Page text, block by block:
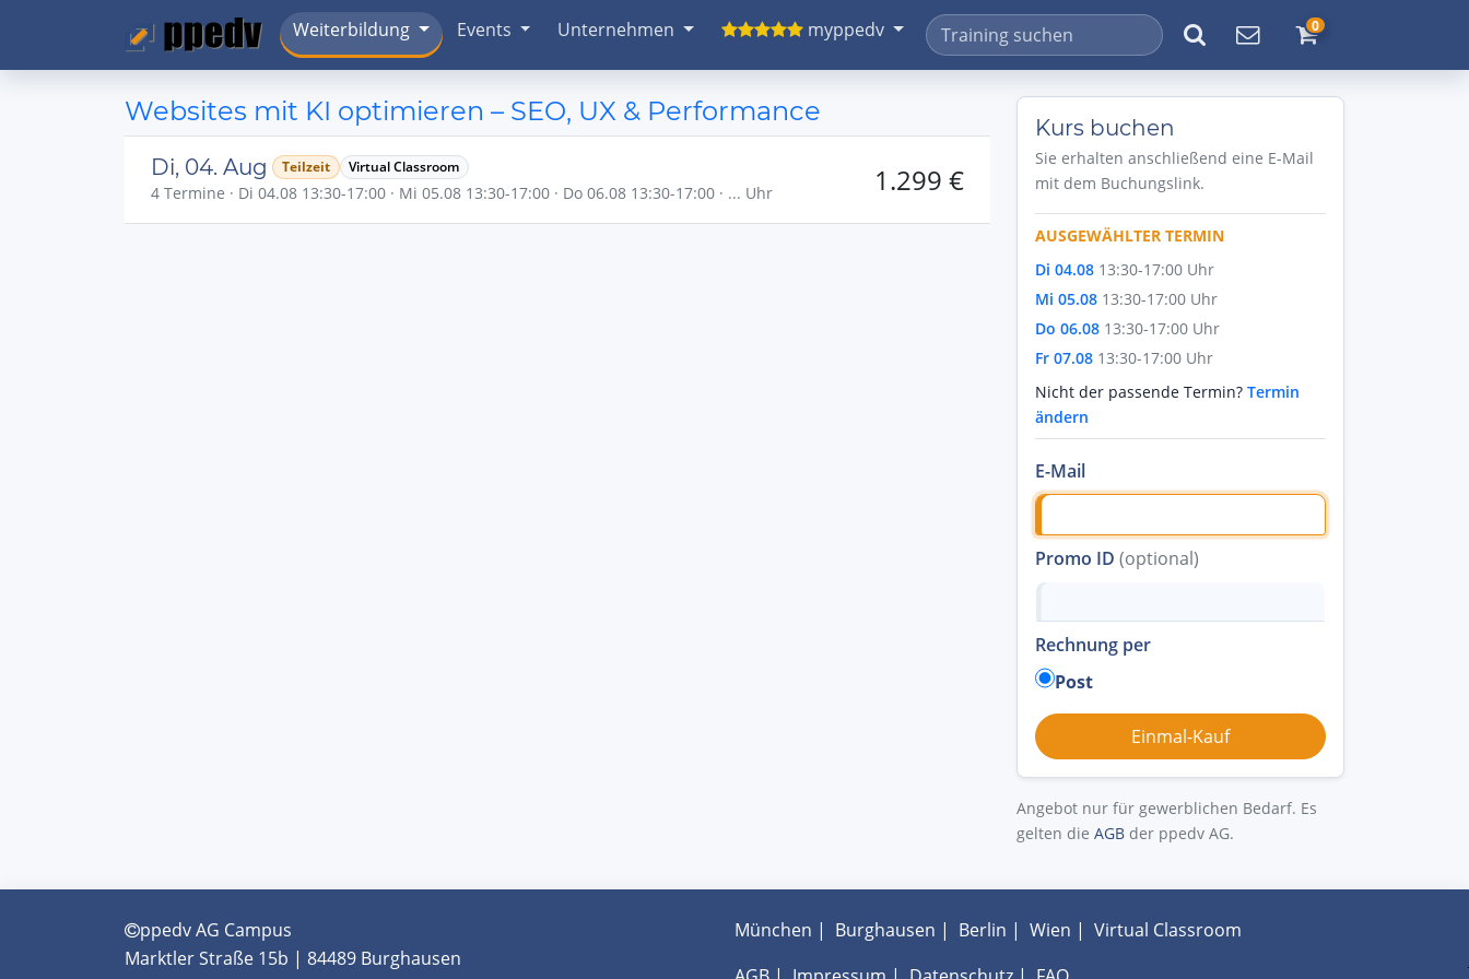
Weiterbildung Events Unternehmen myppedv 0
Websites mit KI optimieren – SEO, UX & Performance
Di, 04. Aug Teilzeit Virtual Classroom
4 Termine · Di 04.08 13:30-17:00 · Mi 05.08 13:30-17:00 · Do 06.08 13:30-17:00 · ... Uhr 1.299 €
Kurs buchen
Sie erhalten anschließend eine E-Mail
mit dem Buchungslink.
AUSGEWÄHLTER TERMIN
Di 04.08 13:30-17:00 Uhr
Mi 05.08 13:30-17:00 Uhr
Do 06.08 13:30-17:00 Uhr
Fr 07.08 13:30-17:00 Uhr
Nicht der passende Termin? Termin
ändern
E-Mail
Promo ID (optional)
Rechnung per
Post
Angebot nur für gewerblichen Bedarf. Es
gelten die AGB der ppedv AG.
ppedv AG Campus
Marktler Straße 15b | 84489 Burghausen
München | Burghausen | Berlin | Wien | Virtual Classroom